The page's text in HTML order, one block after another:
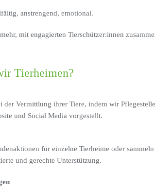
anstrengend, emotional.
mit engagierten Tierschützer:innen
Tierheimen?
der Vermittlung ihrer Tiere, indem wir
und Social Media vorgestellt.
für einzelne Tierheime oder
und gerechte Unterstützung.